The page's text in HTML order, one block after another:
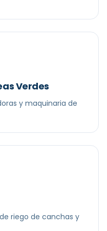
Verdes
y maquinaria de
riego de canchas y